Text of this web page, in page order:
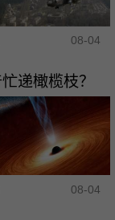
08-04
递橄榄枝？
08-04